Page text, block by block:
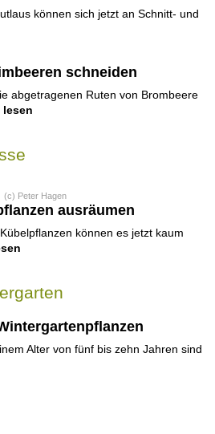
können sich jetzt an Schnitt- und
schneiden
abgetragenen Ruten von Brombeere
lesen
(c) Peter Hagen
ausräumen
können es jetzt kaum
Alter von fünf bis zehn Jahren sind